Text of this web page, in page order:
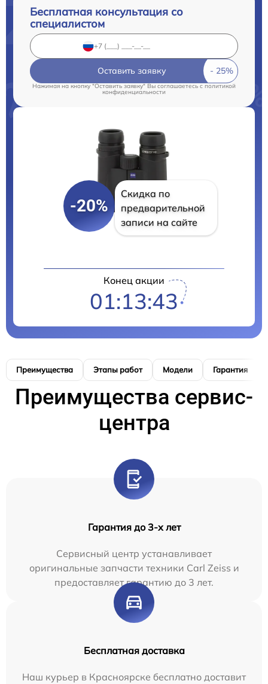
Бесплатная консультация со
специалистом
Оставить заявку
Нажимая на кнопку "Оставить заявку" Вы соглашаетесь cполитикой
конфиденциальности
-20%
Скидка по
предварительной
записи на сайте
Конец акции
01:13:42
Преимущества Этапы работ Модели Гарантия
Преимущества сервис-
центра
Гарантия до 3-х лет
Сервисный центр устанавливает
оригинальные запчасти техники Carl Zeiss и
предоставляет гарантию до 3 лет.
Бесплатная доставка
Наш курьер в Красноярске бесплатно доставит